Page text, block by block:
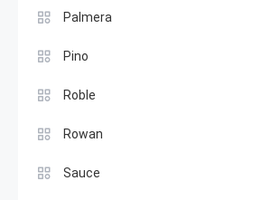
Palmera
Pino
Roble
Rowan
Sauce